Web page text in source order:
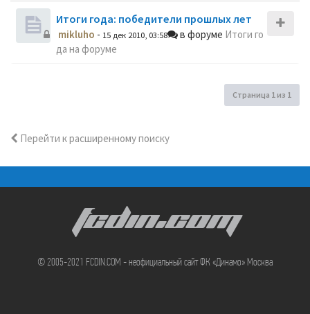
Итоги года: победители прошлых лет
mikluho - 15 дек 2010, 03:58 в форуме Итоги го
да на форуме
Страница 1из 1
Перейти к расширенному поиску
FCDIN.COM
© 2005-2021 FCDIN.COM - неофициальный сайт ФК «Динамо» Москва